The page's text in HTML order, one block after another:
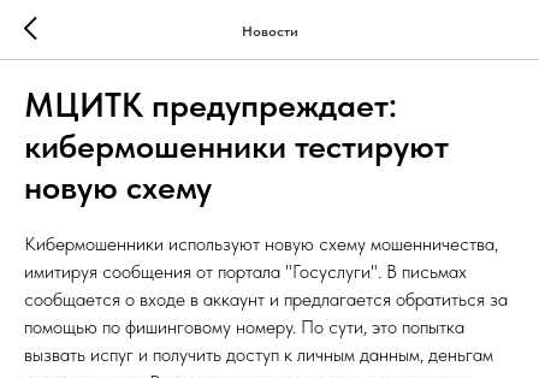
Новости
МЦИТК предупреждает:
кибермошенники тестируют
новую схему
Кибермошенники используют новую схему мошенничества,
имитируя сообщения от портала "Госуслуги". В письмах
сообщается о входе в аккаунт и предлагается обратиться за
помощью по фишинговому номеру. По сути, это попытка
вызвать испуг и получить доступ к личным данным, деньгам